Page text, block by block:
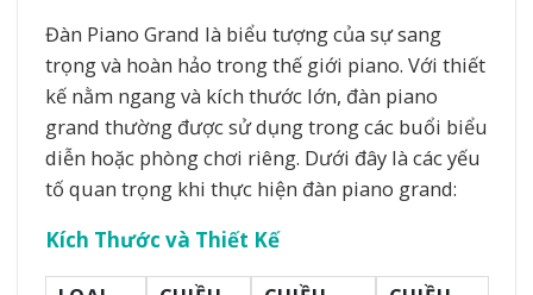
Đàn Piano Grand là biểu tượng của sự sang
trọng và hoàn hảo trong thế giới piano. Với thiết
kế nằm ngang và kích thước lớn, đàn piano
grand thường được sử dụng trong các buổi biểu
diễn hoặc phòng chơi riêng. Dưới đây là các yếu
tố quan trọng khi thực hiện đàn piano grand:
Kích Thước và Thiết Kế